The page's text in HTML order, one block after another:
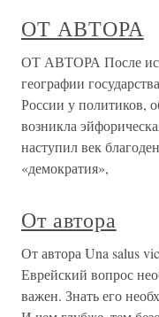
ОТ АВТОРА
ОТ АВТОРА После
географии
России у политиков,
возникла
наступил век
«демократия»,
От автора
От автора Una salus
Еврейский вопрос
важен. Знать его